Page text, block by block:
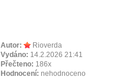
Autor:
Rioverda
Vydáno: 14.2.2026 21:41
Přečteno: 186x
Hodnocení: nehodnoceno